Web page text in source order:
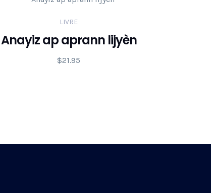
LIVRE
Anayiz ap aprann lijyèn
$21.95